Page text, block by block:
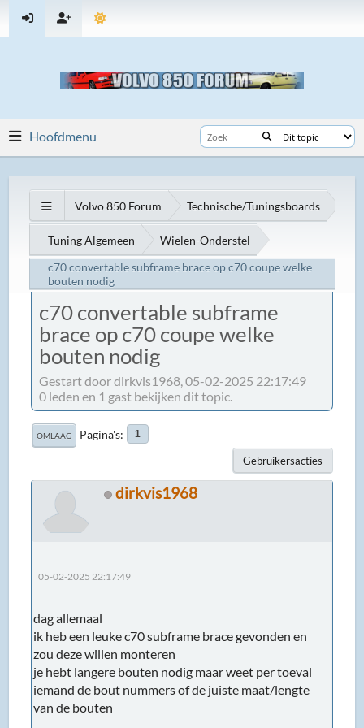
Hoofdmenu
Volvo 850 Forum Technische/Tuningsboards
Tuning Algemeen
Wielen-Onderstel
c70 convertable subframe brace op c70 coupe welke
bouten nodig
c70 convertable subframe
brace op c70 coupe welke
bouten nodig
Gestart door dirkvis1968, 05-02-2025 22:17:49
0 leden en 1 gast bekijken dit topic.
OMLAAG Pagina's 1
Gebruikersacties
dirkvis1968
05-02-2025 22:17:49
dag allemaal
ik heb een leuke c70 subframe brace gevonden en
zou deze willen monteren
je hebt langere bouten nodig maar weet per toeval
iemand de bout nummers of de juiste maat/lengte
van de bouten